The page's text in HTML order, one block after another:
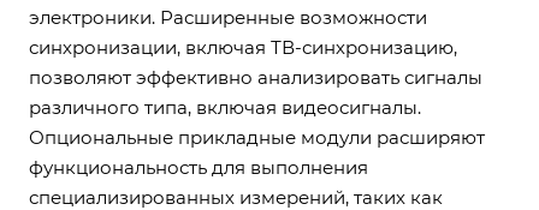
электроники. Расширенные возможности
синхронизации, включая ТВ-синхронизацию,
позволяют эффективно анализировать сигналы
различного типа, включая видеосигналы.
Опциональные прикладные модули расширяют
функциональность для выполнения
специализированных измерений, таких как